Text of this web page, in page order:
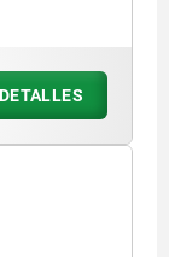
DETALLES